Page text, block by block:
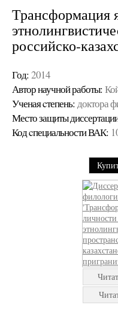
Трансформация
российско-
Год: 2014
Автор научной работы:
Ученая cтепень: доктора
Место защиты
Код cпециальности ВАК: